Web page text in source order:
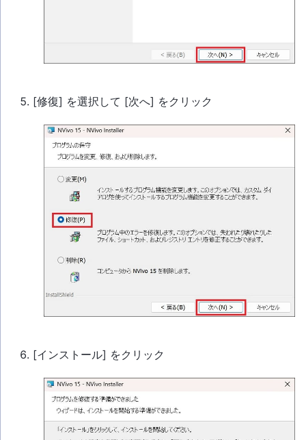
[修復] を選択して [次へ] をクリック
[インストール] をクリック